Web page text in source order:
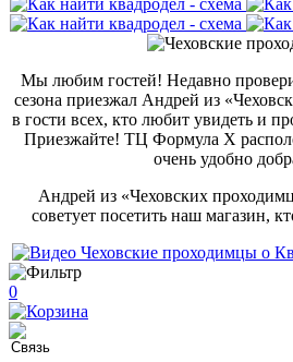
Мы любим гостей! Недавно
сезона приезжал Андрей из
в гости всех, кто любит увидеть и
Приезжайте! ТЦ Формула Х
очень удобно
Андрей из «Чеховских
советует посетить наш магазин,
0